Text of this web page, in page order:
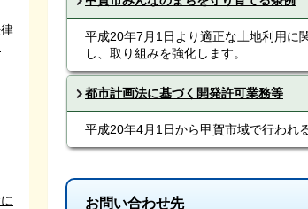
平成20年7月1日より適正な土地利用に
し、取り組みを強化します。
都市計画法に基づく開発許可業務等
平成20年4月1日から甲賀市域で行われ
お問い合わせ先